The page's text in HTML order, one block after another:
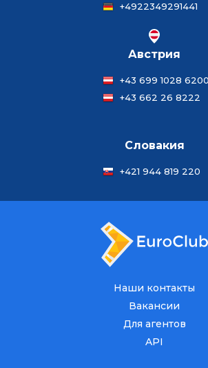
+4922349291441
Австрия
+43 699 1028 6200
+43 662 26 8222
Словакия
+421 944 819 220
Наши контакты
Вакансии
Для агентов
API